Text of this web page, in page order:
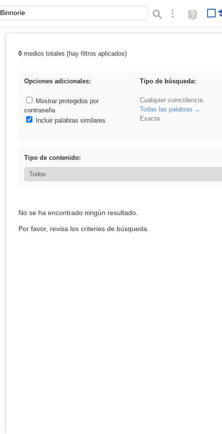
Palabra o frase: Búsqueda avanzada
Ayuda
(en
Resultados de: Binnorie
0medios totales (hay filtros aplicados)
Opciones adicionales:
Mostrar protegidos por
contraseña
Incluir palabras similares
Tipo de búsqueda:
Cualquier coincidencia
Todas las palabras
Exacta
Tipo de contenido:
No se ha encontrado ningún resultado.
Por favor, revisa los criterios de búsqueda.